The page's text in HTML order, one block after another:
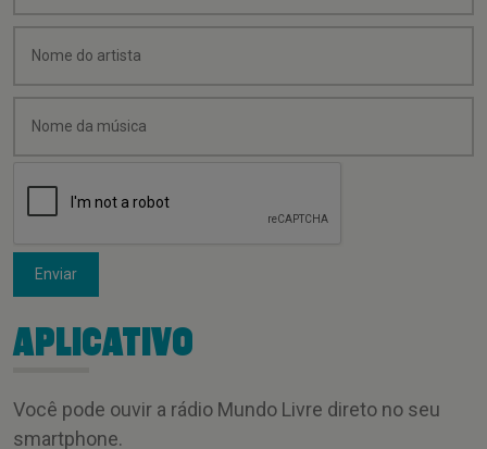
Enviar
APLICATIVO
Você pode ouvir a rádio Mundo Livre direto no seu
smartphone.